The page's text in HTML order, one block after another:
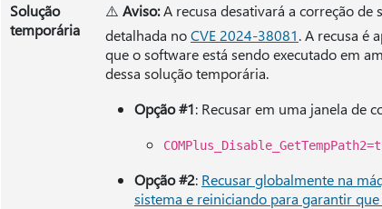
Solução
temporária
⚠️ Aviso:A recusa desativará a correção de
detalhada noCVE 2024-38081. A recusa é
que o software está sendo executado em
dessa solução temporária.
Opção #1: Recusar em uma janela de
Opção #2: Recusar globalmente na
sistema e reiniciando para garantir